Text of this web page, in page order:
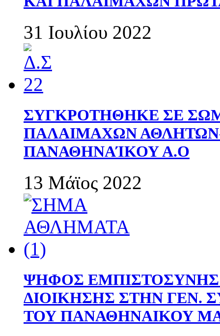
31 Ιουλίου 2022
ΣΥΓΚΡΟΤΗΘΗΚΕ ΣΕ
ΠΑΛΑΙΜΑΧΩΝ
ΠΑΝΑΘΗΝΑΊΚΟΥ Α.Ο
13 Μάϊος 2022
ΨΗΦΟΣ
ΔΙΟΙΚΗΣΗΣ ΣΤΗΝ ΓΕΝ.
ΤΟΥ ΠΑΝΑΘΗΝΑΙΚΟΥ